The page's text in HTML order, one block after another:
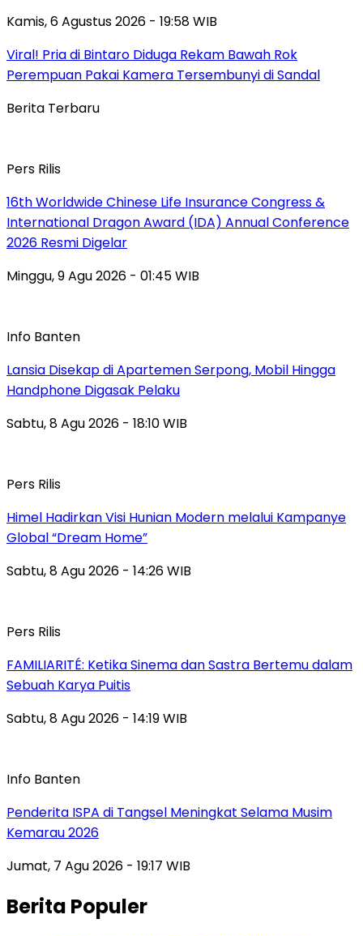
Kamis, 6 Agustus 2026 - 19:58 WIB
Viral! Pria di Bintaro Diduga Rekam Bawah Rok
Perempuan Pakai Kamera Tersembunyi di Sandal
Berita Terbaru
Pers Rilis
16th Worldwide Chinese Life Insurance Congress &
International Dragon Award (IDA) Annual Conference
2026 Resmi Digelar
Minggu, 9 Agu 2026 - 01:45 WIB
Info Banten
Lansia Disekap di Apartemen Serpong, Mobil Hingga
Handphone Digasak Pelaku
Sabtu, 8 Agu 2026 - 18:10 WIB
Pers Rilis
Himel Hadirkan Visi Hunian Modern melalui Kampanye
Global “Dream Home”
Sabtu, 8 Agu 2026 - 14:26 WIB
Pers Rilis
FAMILIARITÉ: Ketika Sinema dan Sastra Bertemu dalam
Sebuah Karya Puitis
Sabtu, 8 Agu 2026 - 14:19 WIB
Info Banten
Penderita ISPA di Tangsel Meningkat Selama Musim
Kemarau 2026
Jumat, 7 Agu 2026 - 19:17 WIB
Berita Populer